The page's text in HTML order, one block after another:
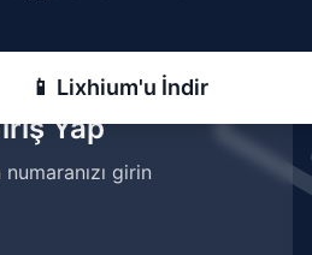
📱 Lixhium'u İndir
Yap
girin